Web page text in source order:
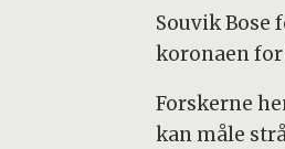
Souvik
koronaen
Forskerne
kan måle